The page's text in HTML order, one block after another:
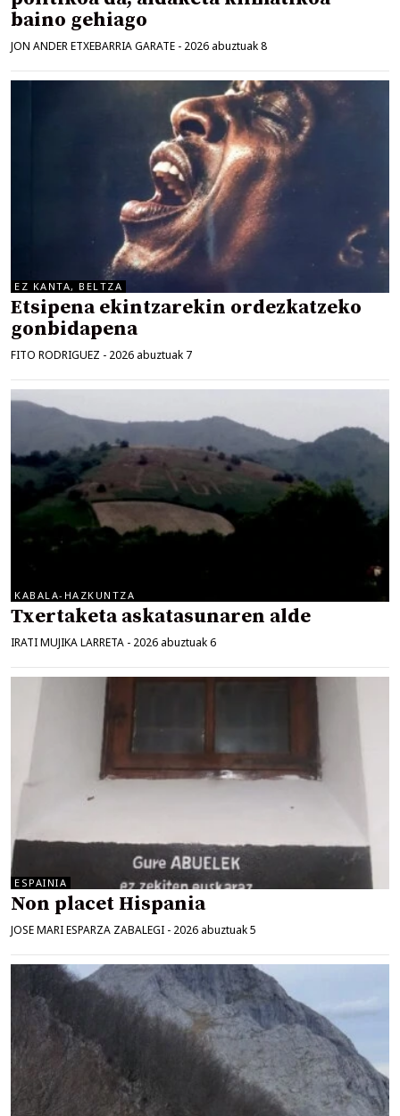
baino gehiago
JON ANDER ETXEBARRIA GARATE - 2026 abuztuak 8
EZ KANTA, BELTZA
Etsipena ekintzarekin ordezkatzeko
gonbidapena
FITO RODRIGUEZ - 2026 abuztuak 7
KABALA-HAZKUNTZA
Txertaketa askatasunaren alde
IRATI MUJIKA LARRETA - 2026 abuztuak 6
ESPAINIA
Non placet Hispania
JOSE MARI ESPARZA ZABALEGI - 2026 abuztuak 5